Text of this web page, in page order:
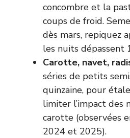
concombre et la
coups de froid.
dès mars, repiquez
les nuits dépassent
Carotte, navet,
séries de petits
quinzaine, pour
limiter l’impact des
carotte (observées
2024 et 2025).